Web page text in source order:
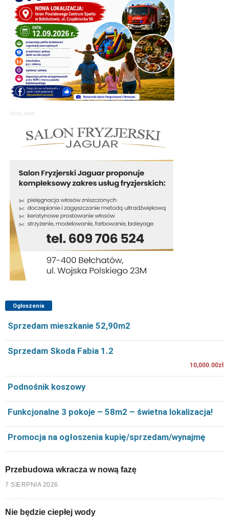
REKLAMA
Ogłoszenia
Sprzedam mieszkanie 52,90m2
Sprzedam Skoda Fabia 1.2
10,000.00zł
Podnośnik koszowy
Funkcjonalne 3 pokoje – 58m2 – świetna lokalizacja!
Promocja na ogłoszenia kupię/sprzedam/wynajmę
Przebudowa wkracza w nową fazę
7 SIERPNIA 2026
Nie będzie ciepłej wody